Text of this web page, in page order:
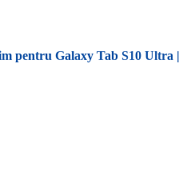
pentru Galaxy Tab S10 Ultra |